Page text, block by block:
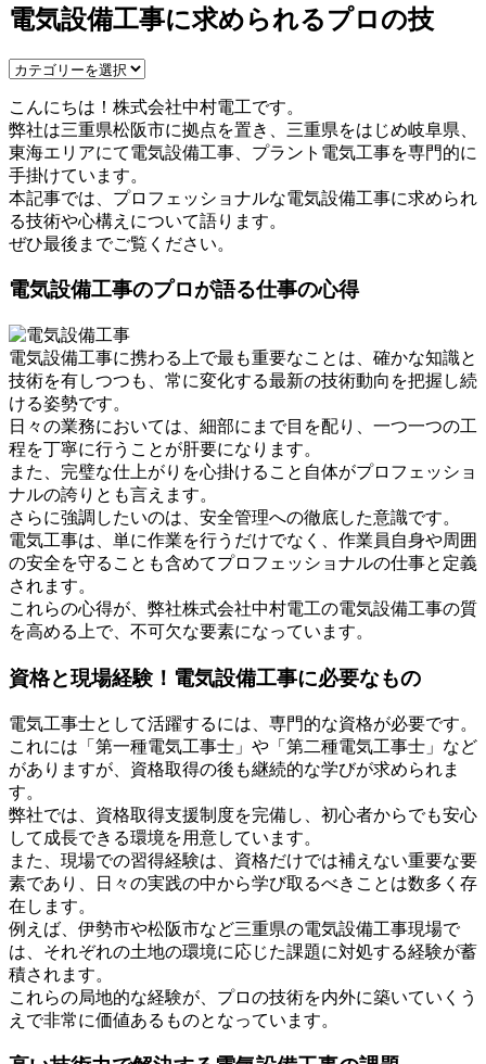
電気設備工事に求められるプロの技
こんにちは！株式会社中村電工です。
弊社は三重県松阪市に拠点を置き、三重県をはじめ岐阜県、
東海エリアにて電気設備工事、プラント電気工事を専門的に
手掛けています。
本記事では、プロフェッショナルな電気設備工事に求められ
る技術や心構えについて語ります。
ぜひ最後までご覧ください。
電気設備工事のプロが語る仕事の心得
電気設備工事に携わる上で最も重要なことは、確かな知識と
技術を有しつつも、常に変化する最新の技術動向を把握し続
ける姿勢です。
日々の業務においては、細部にまで目を配り、一つ一つの工
程を丁寧に行うことが肝要になります。
また、完璧な仕上がりを心掛けること自体がプロフェッショ
ナルの誇りとも言えます。
さらに強調したいのは、安全管理への徹底した意識です。
電気工事は、単に作業を行うだけでなく、作業員自身や周囲
の安全を守ることも含めてプロフェッショナルの仕事と定義
されます。
これらの心得が、弊社株式会社中村電工の電気設備工事の質
を高める上で、不可欠な要素になっています。
資格と現場経験！電気設備工事に必要なもの
電気工事士として活躍するには、専門的な資格が必要です。
これには「第一種電気工事士」や「第二種電気工事士」など
がありますが、資格取得の後も継続的な学びが求められま
す。
弊社では、資格取得支援制度を完備し、初心者からでも安心
して成長できる環境を用意しています。
また、現場での習得経験は、資格だけでは補えない重要な要
素であり、日々の実践の中から学び取るべきことは数多く存
在します。
例えば、伊勢市や松阪市など三重県の電気設備工事現場で
は、それぞれの土地の環境に応じた課題に対処する経験が蓄
積されます。
これらの局地的な経験が、プロの技術を内外に築いていくう
えで非常に価値あるものとなっています。